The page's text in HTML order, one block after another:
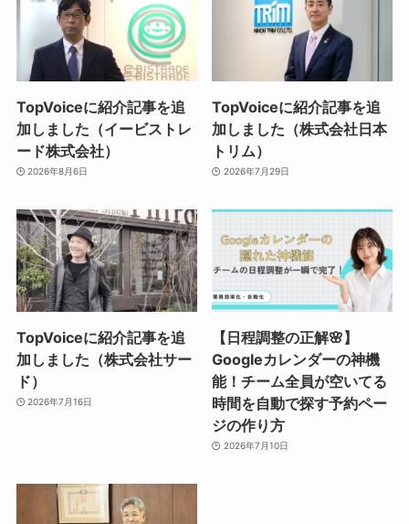
TopVoiceに紹介記事を追
加しました（イービストレ
ード株式会社）
2026年8月6日
TopVoiceに紹介記事を追
加しました（株式会社日本
トリム）
2026年7月29日
TopVoiceに紹介記事を追
加しました（株式会社サー
ド）
2026年7月16日
【日程調整の正解🌸】
Googleカレンダーの神機
能！チーム全員が空いてる
時間を自動で探す予約ペー
ジの作り方
2026年7月10日